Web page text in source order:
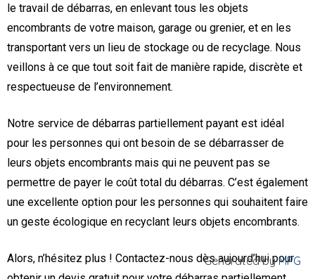
le travail de débarras, en enlevant tous les objets
encombrants de votre maison, garage ou grenier, et en les
transportant vers un lieu de stockage ou de recyclage. Nous
veillons à ce que tout soit fait de manière rapide, discrète et
respectueuse de l’environnement.
Notre service de débarras partiellement payant est idéal
pour les personnes qui ont besoin de se débarrasser de
leurs objets encombrants mais qui ne peuvent pas se
permettre de payer le coût total du débarras. C’est également
une excellente option pour les personnes qui souhaitent faire
un geste écologique en recyclant leurs objets encombrants.
Alors, n’hésitez plus ! Contactez-nous dès aujourd’hui pour
Generated byMPG